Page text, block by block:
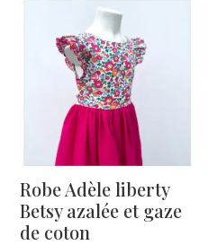
Robe Adèle liberty
Betsy azalée et gaze
de coton